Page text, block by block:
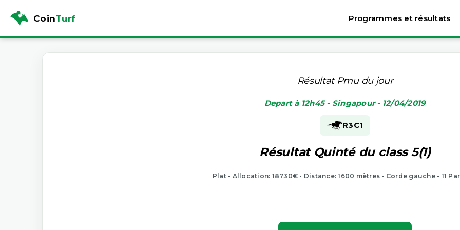
CoinTurf Programmes et résultats
Résultat Pmu du jour
Depart à 12h45 - Singapour - 12/04/2019
R3C1
Résultat Quinté du class 5(1)
Plat - Allocation: 18730€ - Distance: 1600 mètres - Corde gauche - 11